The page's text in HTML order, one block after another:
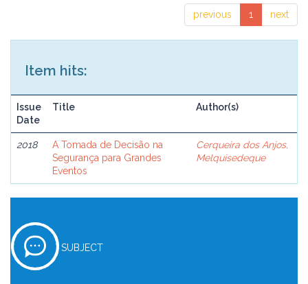
previous 1 next
Item hits:
Issue
Date
Title Author(s)
2018
A Tomada de Decisão na
Segurança para Grandes
Eventos
Cerqueira dos Anjos,
Melquisedeque
SUBJECT